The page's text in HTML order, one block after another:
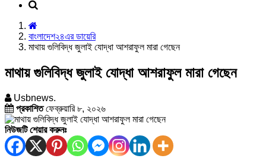
বাংলাদেশ২৪এর ডায়েরি
মাথায় গুলিবিদ্ধ জুলাই যোদ্ধা আশরাফুল মারা গেছেন
মাথায় গুলিবিদ্ধ জুলাই যোদ্ধা আশরাফুল মারা গেছেন
Usbnews.
প্রকাশিতফেব্রুয়ারি ৮, ২০২৬
নিউজটি শেয়ার করুনঃ